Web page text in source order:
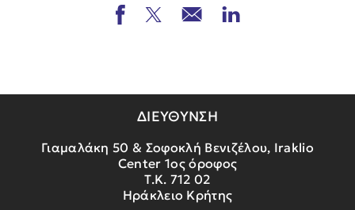
ΔΙΕΥΘΥΝΣΗ
Γιαμαλάκη 50 & Σοφοκλή Βενιζέλου, Iraklio
Center 1ος όροφος
Τ.Κ. 712 02
Ηράκλειο Κρήτης